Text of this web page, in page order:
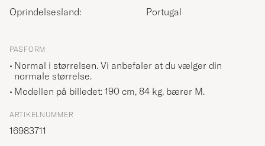
Oprindelsesland:
Portugal
PASFORM
Normal i størrelsen. Vi anbefaler at du vælger din
normale størrelse.
Modellen på billedet: 190 cm, 84 kg, bærer M.
ARTIKELNUMMER
16983711